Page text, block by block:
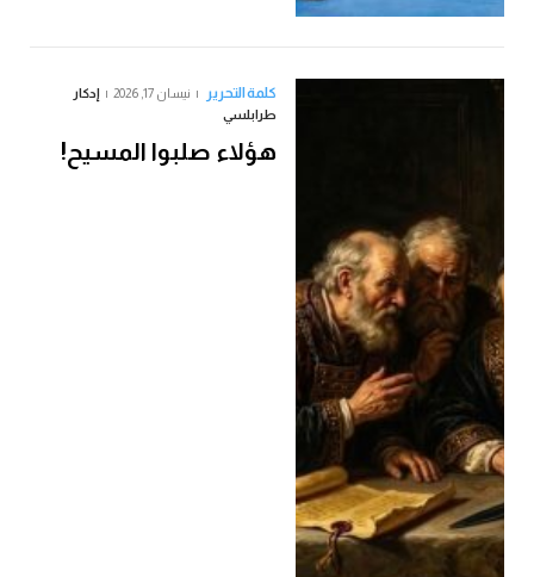
كلمة التحرير نيسان 17, 2026
إدكار
طرابلسي
هؤلاء صلبوا المسيح!